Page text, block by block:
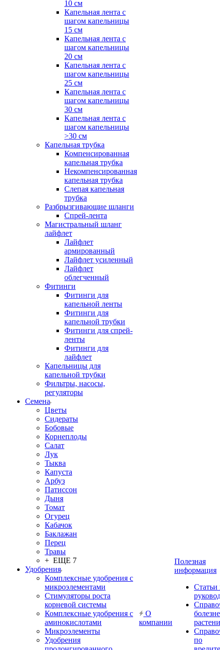
10 см
Капельная лента с
шагом капельницы
15 см
Капельная лента с
шагом капельницы
20 см
Капельная лента с
шагом капельницы
25 см
Капельная лента с
шагом капельницы
30 см
Капельная лента с
шагом капельницы
>30 см
Капельная трубка
Компенсированная
капельная трубка
Некомпенсированная
капельная трубка
Слепая капельная
трубка
Разбрызгивающие шланги
Спрей-лента
Магистральный шланг
лайфлет
Лайфлет
армированный
Лайфлет усиленный
Лайфлет
облегченный
Фитинги
Фитинги для
капельной ленты
Фитинги для
капельной трубки
Фитинги для спрей-
ленты
Фитинги для
лайфлет
Капельницы для
капельной трубки
Фильтры, насосы,
регуляторы
Семена
Цветы
Сидераты
Бобовые
Корнеплоды
Салат
Лук
Тыква
Капуста
Арбуз
Патиссон
Дыня
Томат
Огурец
Кабачок
Баклажан
Перец
Травы
+ ЕЩЕ 7
Удобрения
Комплексные удобрения с
микроэлементами
Стимуляторы роста
корневой системы
Комплексные удобрения с
аминокислотами
Микроэлементы
Удобрения
О
компании
Полезная
информация
Статьи
по